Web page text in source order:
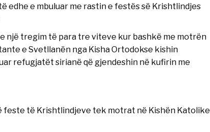
edhe e mbuluar me rastin e festës së Krishtlindjes
një tregim të para tre viteve kur bashkë me motrën
e Svetllanën nga Kisha Ortodokse kishin
refugjatët sirianë që gjendeshin në kufirin me
feste të Krishtlindjeve tek motrat në Kishën Katolike